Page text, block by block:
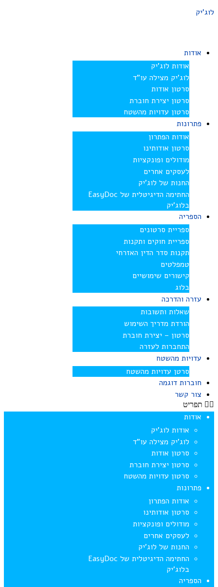
לוג'יק
אודות
אודות לוג’יק
לוג’יק מצילה עו”ד
סרטון אודות
סרטון יצירת חוברת
סרטון עדויות מהשטח
פתרונות
אודות הפתרון
סרטון אודותינו
מודולים ופונקציות
לעסקים אחרים
החנות של לוג’יק
החתימה הדיגיטלית של EasyDoc
בלוג’יק
הספריה
ספריית סרטונים
ספריית חוקים ותקנות
תקנות סדר הדין האזרחי
טמפלטים
קישורים שימושיים
בלוג
עזרה והדרכה
שאלות ותשובות
הורדת מדריך השימוש
סרטון – יצירת חוברת
התחברות לעזרה
עדויות מהשטח
סרטן עדויות מהשטח
חוברות דוגמה
צור קשר
תפריט
אודות
אודות לוג’יק
לוג’יק מצילה עו”ד
סרטון אודות
סרטון יצירת חוברת
סרטון עדויות מהשטח
פתרונות
אודות הפתרון
סרטון אודותינו
מודולים ופונקציות
לעסקים אחרים
החנות של לוג’יק
החתימה הדיגיטלית של EasyDoc
בלוג’יק
הספריה